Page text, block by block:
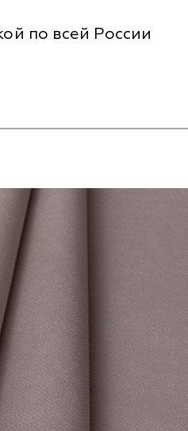
по всей России